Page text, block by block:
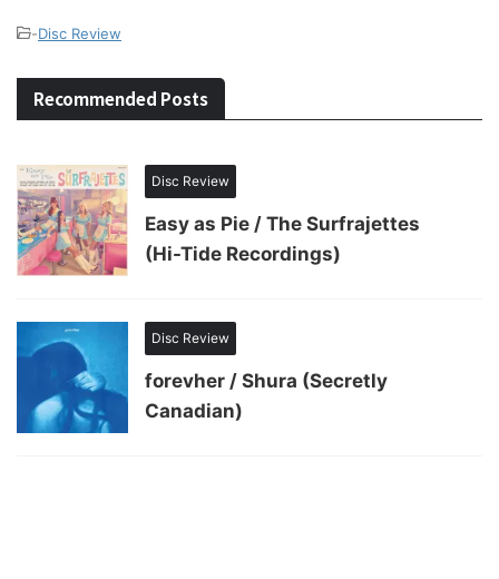
-Disc Review
Recommended Posts
Disc Review
Easy as Pie / The Surfrajettes
(Hi-Tide Recordings)
Disc Review
forevher / Shura (Secretly
Canadian)